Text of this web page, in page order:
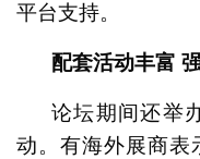
平台支持。
配套活动丰富
论坛期间还举
动。有海外展商表